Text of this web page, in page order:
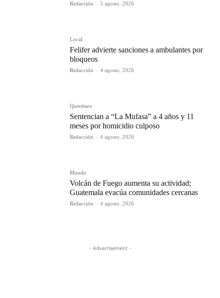
Redacción - 5 agosto, 2026
Local
Felifer advierte sanciones a ambulantes por
bloqueos
Redacción - 4 agosto, 2026
Querétaro
Sentencian a “La Mufasa” a 4 años y 11
meses por homicidio culposo
Redacción - 4 agosto, 2026
Mundo
Volcán de Fuego aumenta su actividad;
Guatemala evacúa comunidades cercanas
Redacción - 4 agosto, 2026
- Advertisement -